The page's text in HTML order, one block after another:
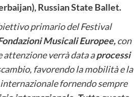
Russian State Ballet.
primario del Festival
Musicali Europee,con
verrà data aprocessi
favorendo la mobilità e la
fornendo sempre